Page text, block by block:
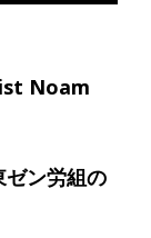
Noam
ゼン労組の